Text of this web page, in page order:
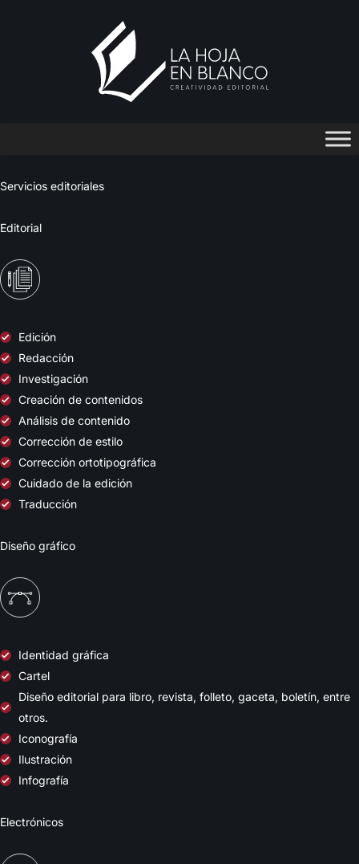
Servicios editoriales
Editorial
Edición
Redacción
Investigación
Creación de contenidos
Análisis de contenido
Corrección de estilo
Corrección ortotipográfica
Cuidado de la edición
Traducción
Diseño gráfico
Identidad gráfica
Cartel
Diseño editorial para libro, revista, folleto, gaceta, boletín, entre
otros.
Iconografía
Ilustración
Infografía
Electrónicos